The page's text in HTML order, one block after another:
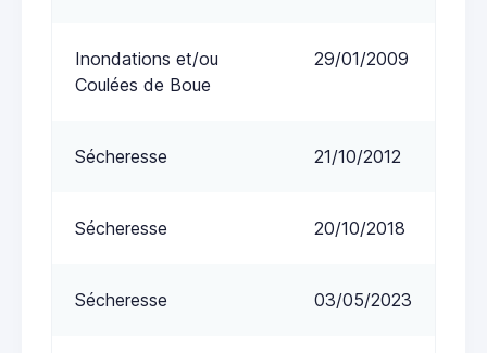
Inondations et/ou
Coulées de Boue
29/01/2009
Sécheresse 21/10/2012
Sécheresse 20/10/2018
Sécheresse 03/05/2023